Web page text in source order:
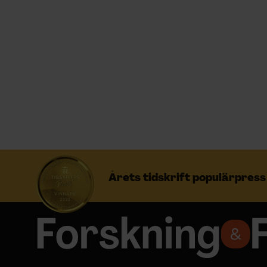
Årets tidskrift populärpress
NYHETSBREV
ÄMNEN
ARKIV & E-TIDNING
LYSSNA/PODD